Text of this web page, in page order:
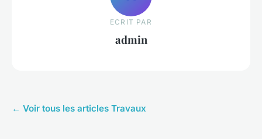
ECRIT PAR
admin
← Voir tous les articles Travaux